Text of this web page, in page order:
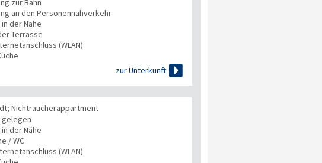
zur Bahn
an den Personennahverkehr
der Nähe
Terrasse
(WLAN)
zur Unterkunft 
Nichtraucherappartment
gelegen
der Nähe
/ WC
(WLAN)